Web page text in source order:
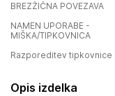
BREZŽIČNA POVEZAVA
NAMEN UPORABE -
MIŠKA/TIPKOVNICA
Razporeditev tipkovnice
Opis izdelka